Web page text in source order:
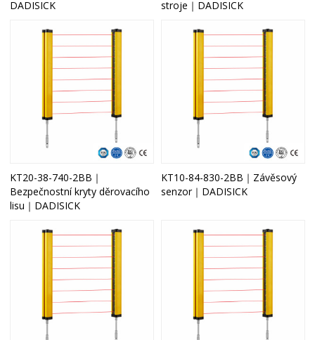
DADISICK
stroje｜DADISICK
KT20-38-740-2BB｜
Bezpečnostní kryty děrovacího
lisu｜DADISICK
KT10-84-830-2BB｜Závěsový
senzor｜DADISICK